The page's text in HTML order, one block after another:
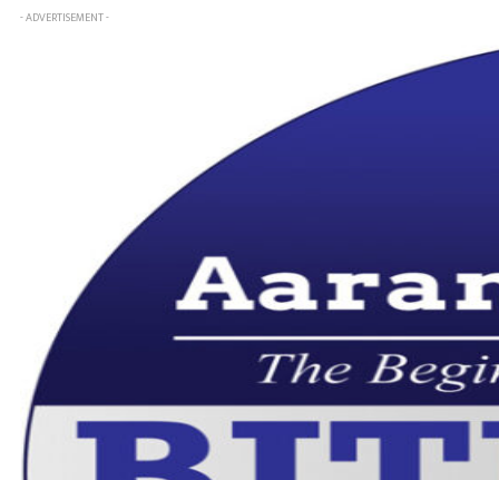
- ADVERTISEMENT -